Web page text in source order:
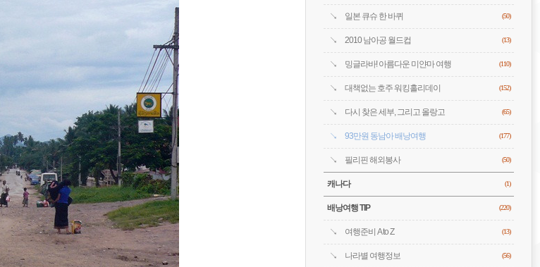
일본 큐슈 한 바퀴 (50)
2010 남아공 월드컵 (13)
밍글라바! 아름다운 미얀마 여행 (110)
대책없는 호주 워킹홀리데이 (152)
다시 찾은 세부, 그리고 올랑고 (65)
93만원 동남아 배낭여행 (177)
필리핀 해외봉사 (50)
캐나다 (1)
배낭여행 TIP (220)
여행준비 A to Z (13)
나라별 여행정보 (56)